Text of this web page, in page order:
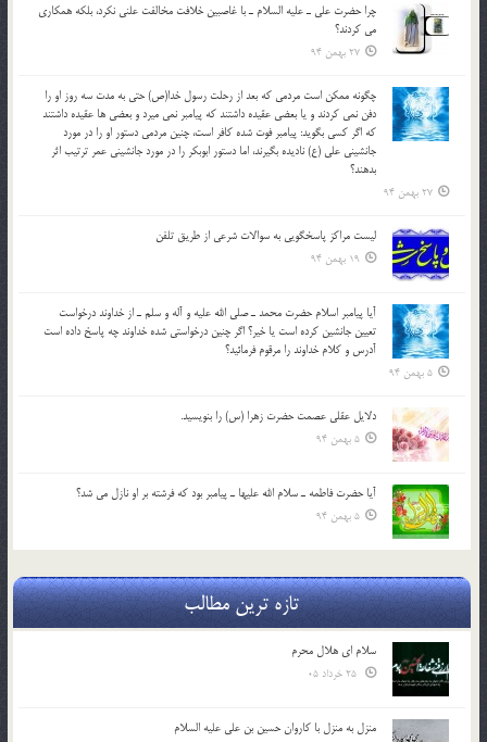
چرا حضرت علي ـ عليه السلام ـ با غاصبين خلافت مخالفت علني نکرد، بلكه همكاري
مي کردند؟
27 بهمن 94
چگونه ممكن است مردمي كه بعد از رحلت رسول خدا(ص) حتی به مدت سه روز او را
دفن نمي كردند و یا بعضي عقيده داشتند كه پيامبر نمي ميرد و بعضي ها عقيده داشتند
كه اگر كسي بگويد: پيامبر فوت شده كافر است، چنین مردمی دستور او را در مورد
جانشيني علي (ع) ناديده بگيرند، اما دستور ابوبكر را در مورد جانشيني عمر ترتیب اثر
بدهند؟
27 بهمن 94
لیست مراکز پاسخگویی به سوالات شرعی از طریق تلفن
19 بهمن 94
آيا پيامبر اسلام حضرت محمد ـ صلي الله عليه و آله و سلم ـ از خداوند درخواست
تعيين جانشين کرده است يا خير؟ اگر چنين درخواستي شده خداوند چه پاسخ داده است
آدرس و کلام خداوند را مرقوم فرمائيد؟
5 بهمن 94
دلايل عقلي عصمت حضرت زهرا (س) را بنويسيد.
5 بهمن 94
آيا حضرت فاطمه ـ سلام الله عليها ـ پيامبر بود كه فرشته بر او نازل مي شد؟
5 بهمن 94
تازه ترین مطالب
سلام ای هلال محرم
منزل به منزل با کاروان حسین بن علی علیه السلام